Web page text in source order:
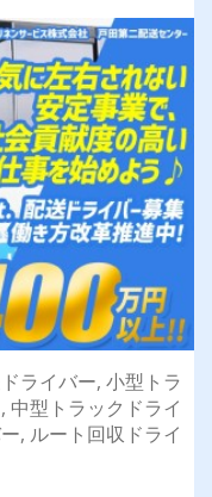
ライバー, 小型トラ
中型トラックドライ
, ルート回収ドライ